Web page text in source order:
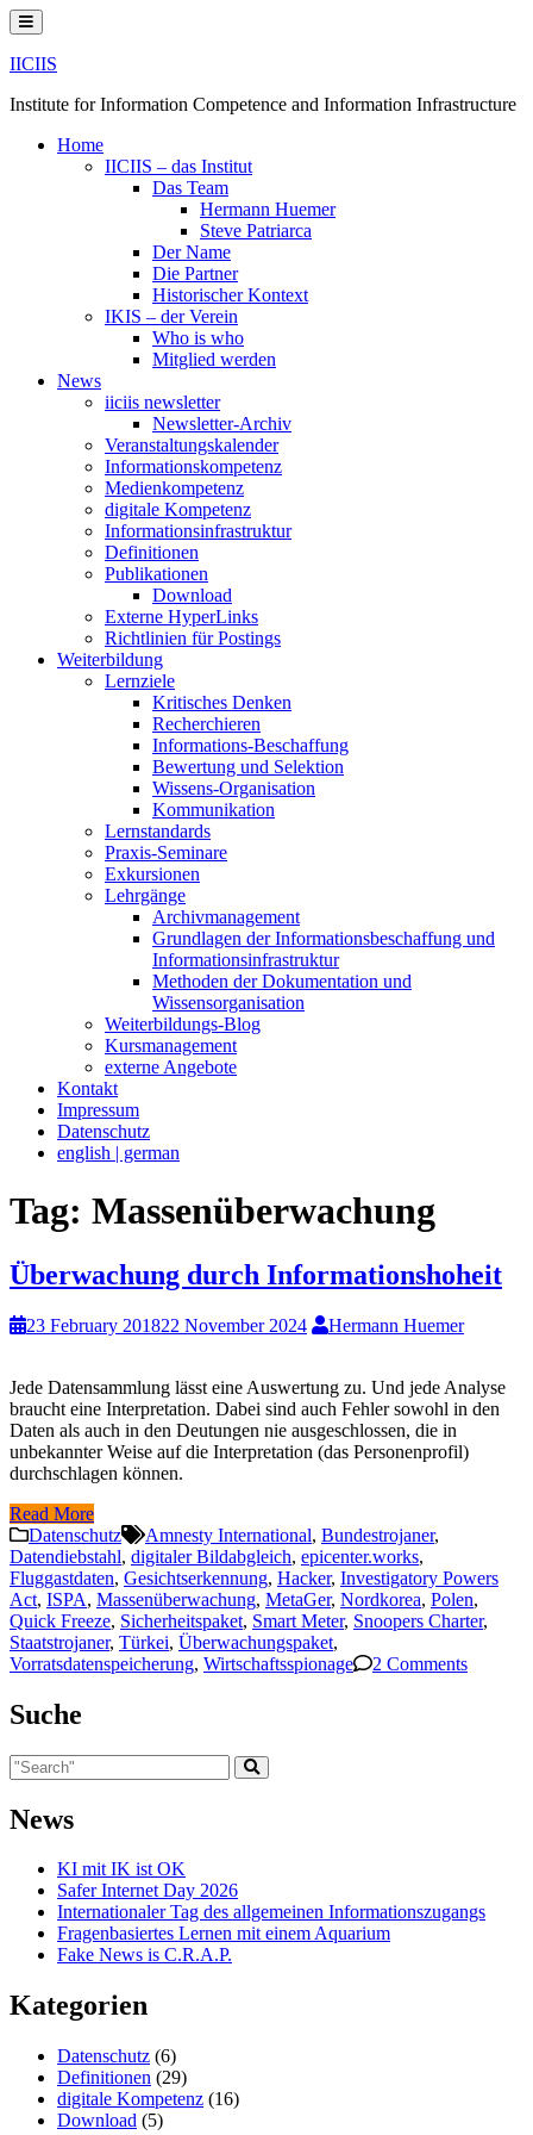
Skip
to
content
IICIIS
Institute for Information Competence and Information Infrastructure
Home
IICIIS – das Institut
Das Team
Hermann Huemer
Steve Patriarca
Der Name
Die Partner
Historischer Kontext
IKIS – der Verein
Who is who
Mitglied werden
News
iiciis newsletter
Newsletter-Archiv
Veranstaltungskalender
Informationskompetenz
Medienkompetenz
digitale Kompetenz
Informationsinfrastruktur
Definitionen
Publikationen
Download
Externe HyperLinks
Richtlinien für Postings
Weiterbildung
Lernziele
Kritisches Denken
Recherchieren
Informations-Beschaffung
Bewertung und Selektion
Wissens-Organisation
Kommunikation
Lernstandards
Praxis-Seminare
Exkursionen
Lehrgänge
Archivmanagement
Grundlagen der Informationsbeschaffung und
Informationsinfrastruktur
Methoden der Dokumentation und
Wissensorganisation
Weiterbildungs-Blog
Kursmanagement
externe Angebote
Kontakt
Impressum
Datenschutz
english | german
Tag: Massenüberwachung
Überwachung durch Informationshoheit
23 February 201822 November 2024 Hermann Huemer
Jede Datensammlung lässt eine Auswertung zu. Und jede Analyse
braucht eine Interpretation. Dabei sind auch Fehler sowohl in den
Daten als auch in den Deutungen nie ausgeschlossen, die in
unbekannter Weise auf die Interpretation (das Personenprofil)
durchschlagen können.
Read More
Datenschutz
Amnesty International, Bundestrojaner,
Datendiebstahl, digitaler Bildabgleich, epicenter.works,
Fluggastdaten, Gesichtserkennung, Hacker, Investigatory Powers
Act, ISPA, Massenüberwachung, MetaGer, Nordkorea, Polen,
Quick Freeze, Sicherheitspaket, Smart Meter, Snoopers Charter,
Staatstrojaner, Türkei, Überwachungspaket,
Vorratsdatenspeicherung, Wirtschaftsspionage 2 Comments
Suche
News
KI mit IK ist OK
Safer Internet Day 2026
Internationaler Tag des allgemeinen Informationszugangs
Fragenbasiertes Lernen mit einem Aquarium
Fake News is C.R.A.P.
Kategorien
Datenschutz (6)
Definitionen (29)
digitale Kompetenz (16)
Download (5)